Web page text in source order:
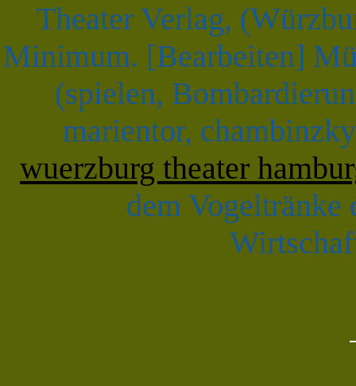
Theater Verlag,
Minimum. [Bearbeiten]
(spielen,
marientor,
wuerzburg theater
dem Vogeltränke